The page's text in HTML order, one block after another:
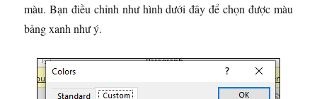
màu. Bạn điều chỉnh như hình dưới đây để chọn được màu
bảng xanh như ý.